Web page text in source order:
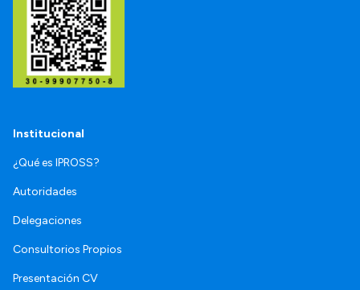
Institucional
¿Qué es IPROSS?
Autoridades
Delegaciones
Consultorios Propios
Presentación CV